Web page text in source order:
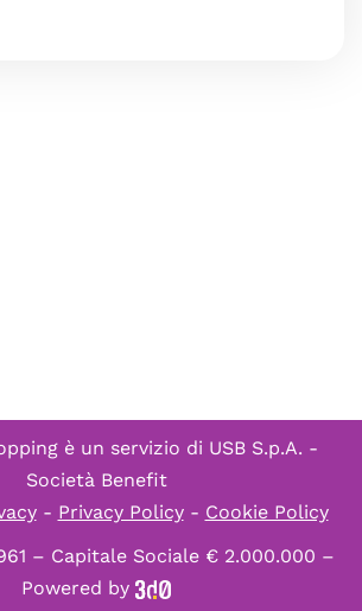
è un servizio di USB S.p.A. -
Società Benefit
- Privacy Policy- Cookie Policy
– Capitale Sociale € 2.000.000 –
Powered by